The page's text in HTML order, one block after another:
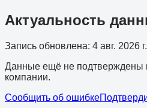
Актуальность
Запись обновлена: 4 авг. 2026 г.
Данные ещё не подтверждены
компании.
Сообщить об ошибке